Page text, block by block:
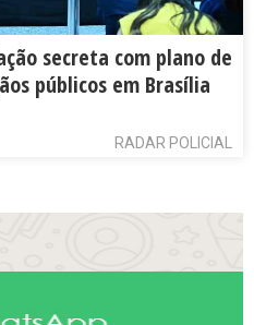
secreta com plano de
públicos em Brasília
RADAR POLICIAL